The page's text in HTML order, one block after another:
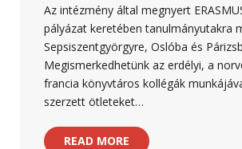
Az intézmény által megnyert
pályázat keretében tanulmányutakra
Sepsiszentgyörgyre, Oslóba és
Megismerkedhetünk az erdélyi, a
francia könyvtáros kollégák
szerzett ötleteket…
READ MORE